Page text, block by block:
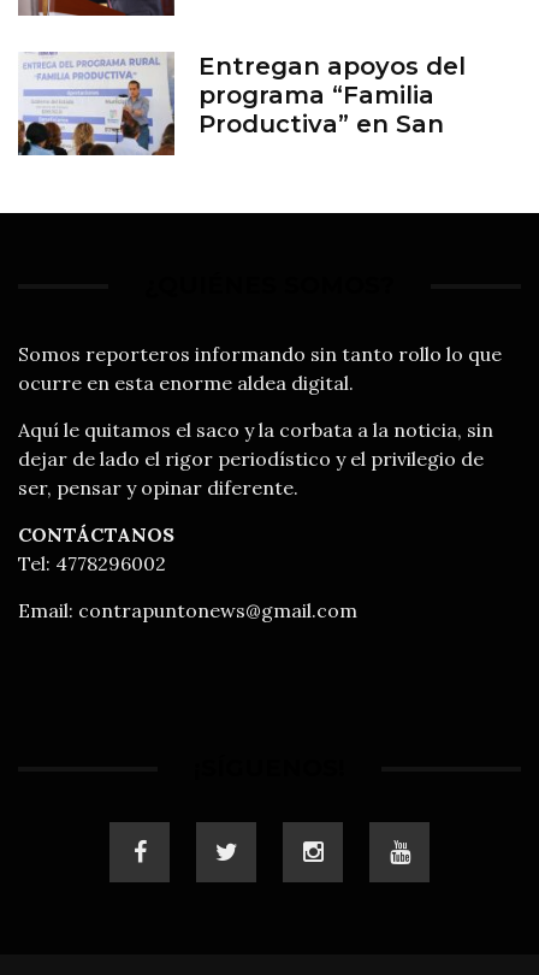
Entregan apoyos del
programa “Familia
Productiva” en San
Somos reporteros informando sin tanto rollo lo que
ocurre en esta enorme aldea digital.
Aquí le quitamos el saco y la corbata a la noticia, sin
dejar de lado el rigor periodístico y el privilegio de
ser, pensar y opinar diferente.
CONTÁCTANOS
Tel: 4778296002
Email: contrapuntonews@gmail.com